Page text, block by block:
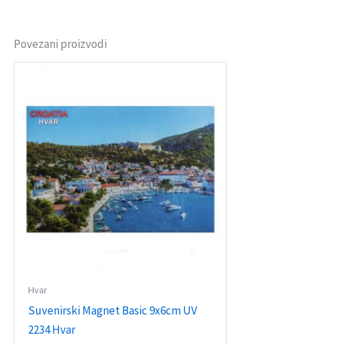
Povezani proizvodi
Hvar
Suvenirski Magnet Basic 9x6cm UV
2234 Hvar